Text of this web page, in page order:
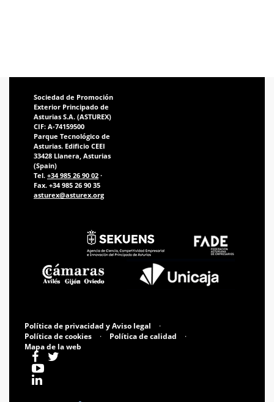
Sociedad de Promoción
Exterior Principado de
Asturias S.A. (ASTUREX)
CIF: A-74159500
Parque Tecnológico de
Asturias. Edificio CEEI
33428 Llanera, Asturias
(Spain)
Tel. +34 985 26 90 02 ·
Fax. +34 985 26 90 35
asturex@asturex.org
Política de privacidad y Aviso legal
·
Política de cookies
· Política de calidad
·
Mapa de la web